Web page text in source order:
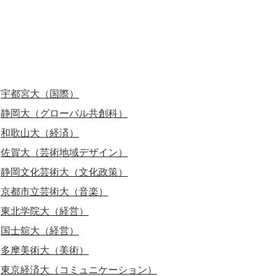
宇都宮大（国際）
静岡大（グローバル共創科）
和歌山大（経済）
佐賀大（芸術地域デザイン）
静岡文化芸術大（文化政策）
京都市立芸術大（音楽）
東北学院大（経営）
国士舘大（経営）
多摩美術大（美術）
東京経済大（コミュニケーション）